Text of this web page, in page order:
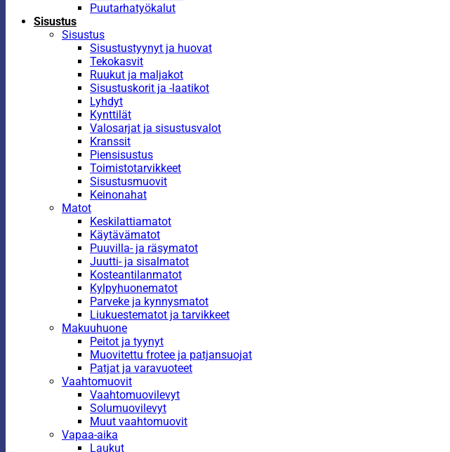
Puutarhatyökalut
Sisustus
Sisustus
Sisustustyynyt ja huovat
Tekokasvit
Ruukut ja maljakot
Sisustuskorit ja -laatikot
Lyhdyt
Kynttilät
Valosarjat ja sisustusvalot
Kranssit
Piensisustus
Toimistotarvikkeet
Sisustusmuovit
Keinonahat
Matot
Keskilattiamatot
Käytävämatot
Puuvilla- ja räsymatot
Juutti- ja sisalmatot
Kosteantilanmatot
Kylpyhuonematot
Parveke ja kynnysmatot
Liukuestematot ja tarvikkeet
Makuuhuone
Peitot ja tyynyt
Muovitettu frotee ja patjansuojat
Patjat ja varavuoteet
Vaahtomuovit
Vaahtomuovilevyt
Solumuovilevyt
Muut vaahtomuovit
Vapaa-aika
Laukut